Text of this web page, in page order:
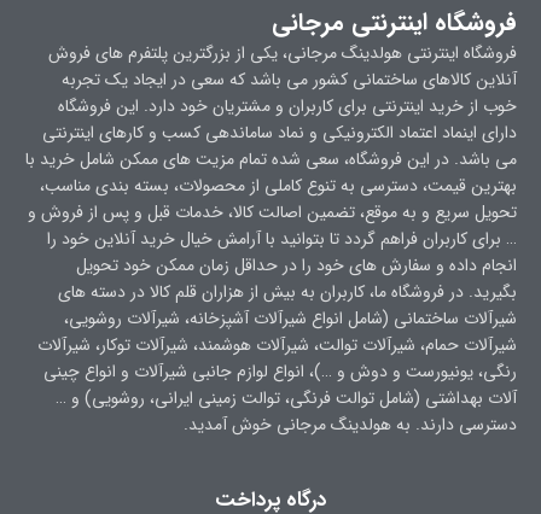
فروشگاه اینترنتی مرجانی
فروشگاه اینترنتی هولدینگ مرجانی، یکی از بزرگترین پلتفرم های فروش
آنلاین کالاهای ساختمانی کشور می باشد که سعی در ایجاد یک تجربه
خوب از خرید اینترنتی برای کاربران و مشتریان خود دارد. این فروشگاه
دارای اینماد اعتماد الکترونیکی و نماد ساماندهی کسب و کارهای اینترنتی
می باشد. در این فروشگاه، سعی شده تمام مزیت های ممکن شامل خرید با
بهترین قیمت، دسترسی به تنوع کاملی از محصولات، بسته بندی مناسب،
تحویل سریع و به موقع، تضمین اصالت کالا، خدمات قبل و پس از فروش و
… برای کاربران فراهم گردد تا بتوانید با آرامش خیال خرید آنلاین خود را
انجام داده و سفارش های خود را در حداقل زمان ممکن خود تحویل
بگیرید. در فروشگاه ما، کاربران به بیش از هزاران قلم کالا در دسته های
شیرآلات ساختمانی (شامل انواع شیرآلات آشپزخانه، شیرآلات روشویی،
شیرآلات حمام، شیرآلات توالت، شیرآلات هوشمند، شیرآلات توکار، شیرآلات
رنگی، یونیورست و دوش و …)، انواع لوازم جانبی شیرآلات و انواع چینی
آلات بهداشتی (شامل توالت فرنگی، توالت زمینی ایرانی، روشویی) و …
دسترسی دارند. به هولدینگ مرجانی خوش آمدید.
درگاه پرداخت